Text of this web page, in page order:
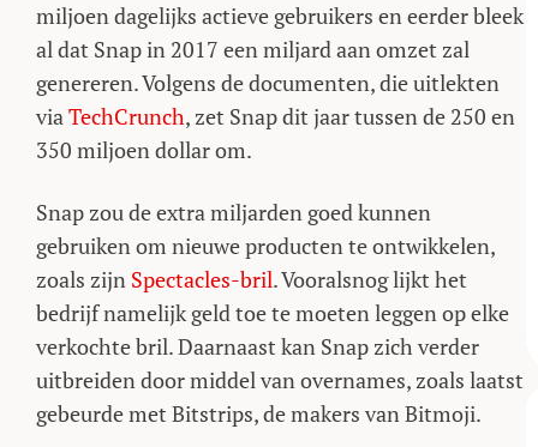
miljoen dagelijks actieve gebruikers en eerder bleek
al dat Snap in 2017 een miljard aan omzet zal
genereren. Volgens de documenten, die uitlekten
viaTechCrunch, zet Snap dit jaar tussen de 250 en
350 miljoen dollar om.
Snap zou de extra miljarden goed kunnen
gebruiken om nieuwe producten te ontwikkelen,
zoals zijn Spectacles-bril. Vooralsnog lijkt het
bedrijf namelijk geld toe te moeten leggen op elke
verkochte bril. Daarnaast kan Snap zich verder
uitbreiden door middel van overnames, zoals laatst
gebeurde met Bitstrips, de makers van Bitmoji.